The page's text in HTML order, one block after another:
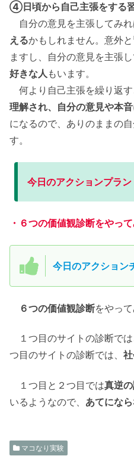
④日頃から自己主張をする
自分の意見を主張してみれ
えるかもしれません。意外
ますし、自分の意見を主張
好きな人 もいます。
何より自己主張を繰り返
理解され、自分の意見や本
になるので、ありのままの
す。
今日のアクションプラン
・６つの価値観診断をやっ
今日のアクション
６つの価値観診断をやって
１つ目のサイトの診断では
つ目のサイトの診断では、
１つ目と２つ目では真逆
いるようなので、 あてにな
マコなり実験